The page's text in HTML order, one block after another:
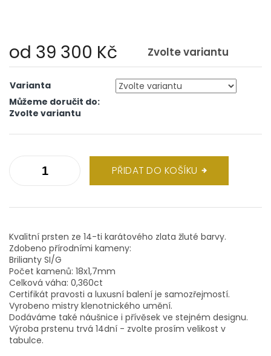
od 39 300 Kč Zvolte variantu
cena:
Varianta
Můžeme doručit do:
Zvolte variantu
PŘIDAT DO KOŠÍKU
Kvalitní prsten ze 14-ti karátového zlata žluté barvy.
Zdobeno přírodními kameny:
Brilianty SI/G
Počet kamenů: 18x1,7mm
Celková váha: 0,360ct
Certifikát pravosti a luxusní balení je samozřejmostí.
Vyrobeno mistry klenotnického umění.
Dodáváme také náušnice i přívěsek ve stejném designu.
Výroba prstenu trvá 14dní - zvolte prosím velikost v
tabulce.